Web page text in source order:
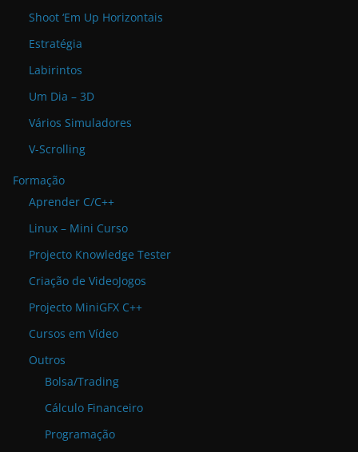
Shoot ‘Em Up Horizontais
Estratégia
Labirintos
Um Dia – 3D
Vários Simuladores
V-Scrolling
Formação
Aprender C/C++
Linux – Mini Curso
Projecto Knowledge Tester
Criação de VideoJogos
Projecto MiniGFX C++
Cursos em Vídeo
Outros
Bolsa/Trading
Cálculo Financeiro
Programação